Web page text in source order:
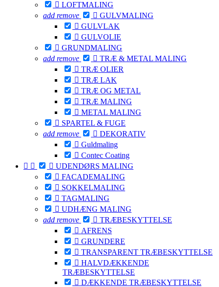
 LOFTMALING
add remove  GULVMALING
 GULVLAK
 GULVOLIE
 GRUNDMALING
add remove  TRÆ & METAL MALING
 TRÆ OLIER
 TRÆ LAK
 TRÆ OG METAL
 TRÆ MALING
 METAL MALING
 SPARTEL & FUGE
add remove  DEKORATIV
 Guldmaling
 Contec Coating
   UDENDØRS MALING
 FACADEMALING
 SOKKELMALING
 TAGMALING
 UDHÆNG MALING
add remove  TRÆBESKYTTELSE
 AFRENS
 GRUNDERE
 TRANSPARENT TRÆBESKYTTELSE
 HALVDÆKKENDE
TRÆBESKYTTELSE
 DÆKKENDE TRÆBESKYTTELSE